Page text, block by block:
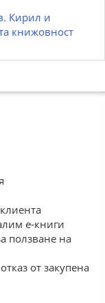
Кирил и
книжовност
е-книги
ползване на
от закупена